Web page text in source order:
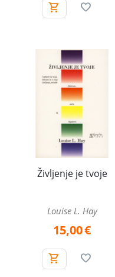
Življenje je tvoje
Louise L. Hay
15,00€